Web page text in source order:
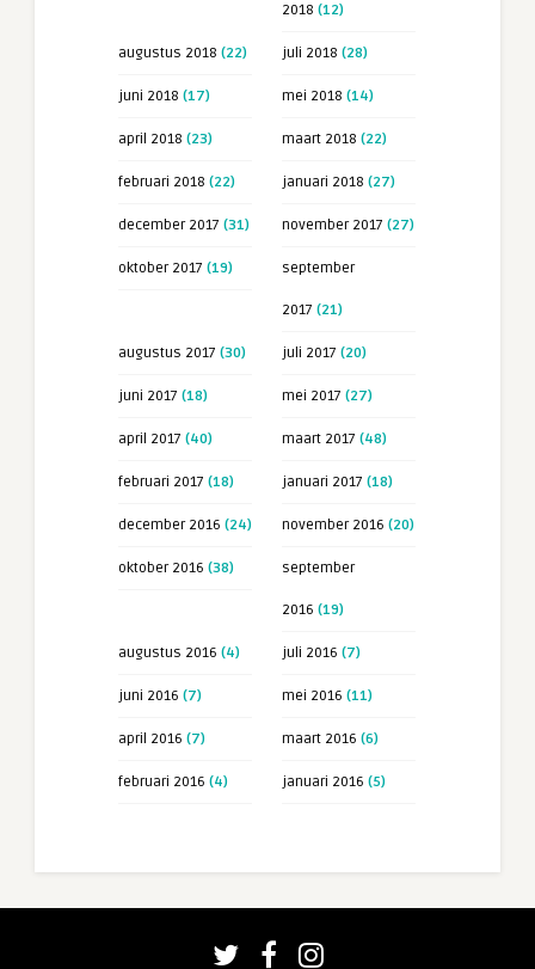
2018 (12)
augustus 2018 (22) juli 2018 (28)
juni 2018 (17) mei 2018 (14)
april 2018 (23) maart 2018 (22)
februari 2018 (22) januari 2018 (27)
december 2017 (31) november 2017 (27)
oktober 2017 (19) september
2017 (21)
augustus 2017 (30) juli 2017 (20)
juni 2017 (18) mei 2017 (27)
april 2017 (40) maart 2017 (48)
februari 2017 (18) januari 2017 (18)
december 2016 (24) november 2016 (20)
oktober 2016 (38) september
2016 (19)
augustus 2016 (4) juli 2016 (7)
juni 2016 (7) mei 2016 (11)
april 2016 (7) maart 2016 (6)
februari 2016 (4) januari 2016 (5)